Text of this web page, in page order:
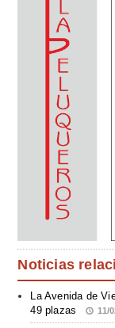
Noticias
La Avenida de
49 plazas
11/